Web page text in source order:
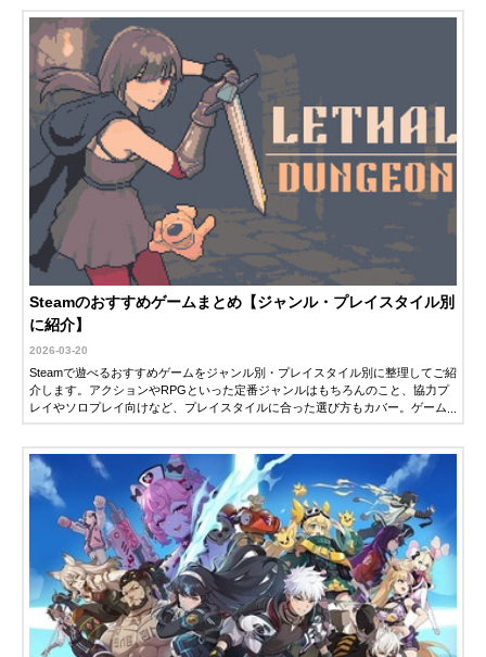
Steamのおすすめゲームまとめ【ジャンル・プレイスタイル別
に紹介】
2026-03-20
Steamで遊べるおすすめゲームをジャンル別・プレイスタイル別に整理してご紹
介します。アクションやRPGといった定番ジャンルはもちろんのこと、協力プ
レイやソロプレイ向けなど、プレイスタイルに合った選び方もカバー。ゲーム